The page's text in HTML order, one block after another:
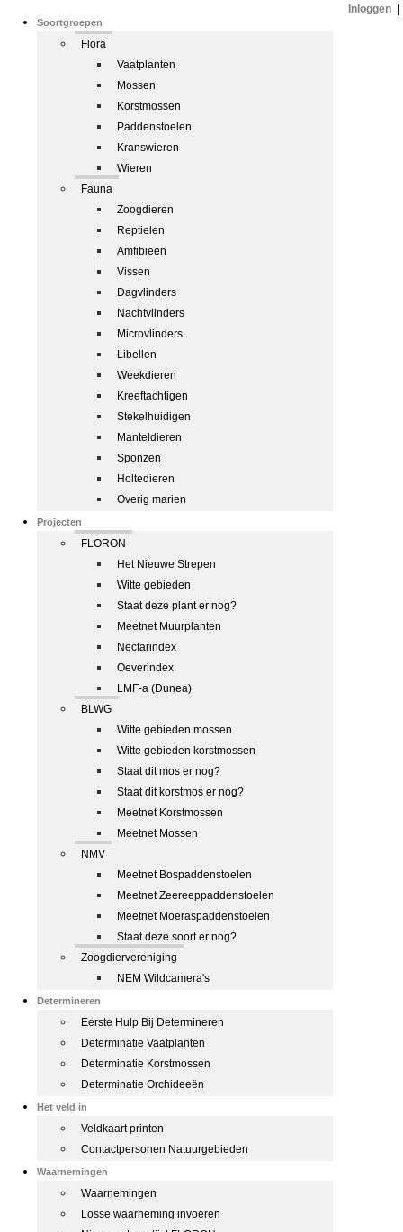
Soortgroepen
Flora
Vaatplanten
Mossen
Korstmossen
Paddenstoelen
Kranswieren
Wieren
Fauna
Zoogdieren
Reptielen
Amfibieën
Vissen
Dagvlinders
Nachtvlinders
Microvlinders
Libellen
Weekdieren
Kreeftachtigen
Stekelhuidigen
Manteldieren
Sponzen
Holtedieren
Overig marien
Projecten
FLORON
Het Nieuwe Strepen
Witte gebieden
Staat deze plant er nog?
Meetnet Muurplanten
Nectarindex
Oeverindex
LMF-a (Dunea)
BLWG
Witte gebieden mossen
Witte gebieden korstmossen
Staat dit mos er nog?
Staat dit korstmos er nog?
Meetnet Korstmossen
Meetnet Mossen
NMV
Meetnet Bospaddenstoelen
Meetnet Zeereeppaddenstoelen
Meetnet Moeraspaddenstoelen
Staat deze soort er nog?
Zoogdiervereniging
NEM Wildcamera's
Determineren
Eerste Hulp Bij Determineren
Determinatie Vaatplanten
Determinatie Korstmossen
Determinatie Orchideeën
Het veld in
Veldkaart printen
Contactpersonen Natuurgebieden
Waarnemingen
Waarnemingen
Losse waarneming invoeren
Inloggen